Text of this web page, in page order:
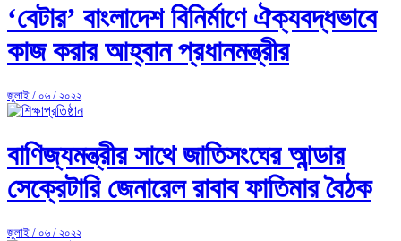
‘বেটার’ বাংলাদেশ বিনির্মাণে ঐক্যবদ্ধভাবে
কাজ করার আহ্বান প্রধানমন্ত্রীর
জুলাই / ০৬ / ২০২২
বাণিজ্যমন্ত্রীর সাথে জাতিসংঘের আন্ডার
সেক্রেটারি জেনারেল রাবাব ফাতিমার বৈঠক
জুলাই / ০৬ / ২০২২